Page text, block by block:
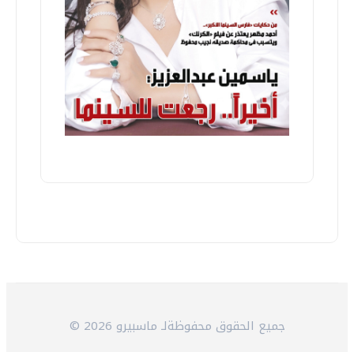
© 2026 جميع الحقوق محفوظةلـ ماسبيرو